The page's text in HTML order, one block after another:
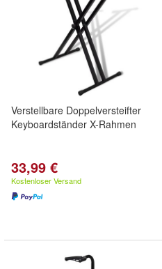
Verstellbare Doppelversteifter
Keyboardständer X-Rahmen
33,99 €
Kostenloser Versand